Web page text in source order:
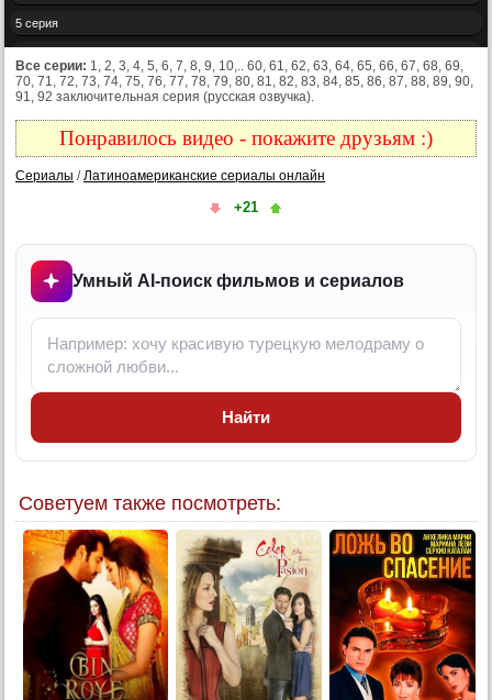
5 серия
7 серия
9 серия
10 серия
13 серия
14 серия
16 серия
17 серия
19 серия
22 серия
23 серия
24 серия
26 серия
Все серии: 1, 2, 3, 4, 5, 6, 7, 8, 9, 10,.. 60, 61, 62, 63, 64, 65, 66, 67, 68, 69,
70, 71, 72, 73, 74, 75, 76, 77, 78, 79, 80, 81, 82, 83, 84, 85, 86, 87, 88, 89, 90,
91, 92 заключительная серия (русская озвучка).
Понравилось видео - покажите друзьям :)
Сериалы /Латиноамериканские сериалы онлайн
+21
Умный AI-поиск фильмов и сериалов
Найти
Советуем также посмотреть: